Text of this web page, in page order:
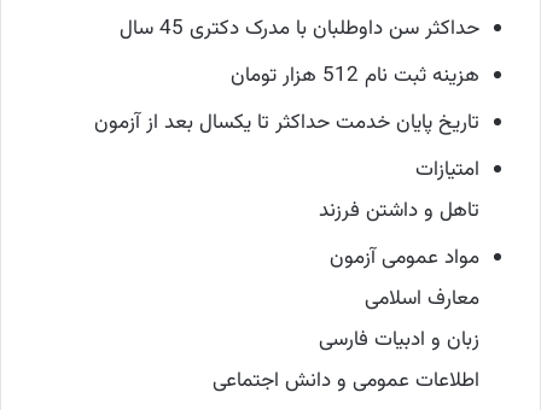
حداکثر سن داوطلبان با مدرک دکتری 45 سال
هزینه ثبت نام 512 هزار تومان
تاریخ پایان خدمت حداکثر تا یکسال بعد از آزمون
امتیازات
تاهل و داشتن فرزند
مواد عمومی آزمون
معارف اسلامی
زبان و ادبیات فارسی
اطلاعات عمومی و دانش اجتماعی